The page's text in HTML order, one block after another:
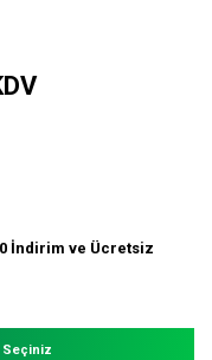
İndirim ve Ücretsiz
Seçiniz